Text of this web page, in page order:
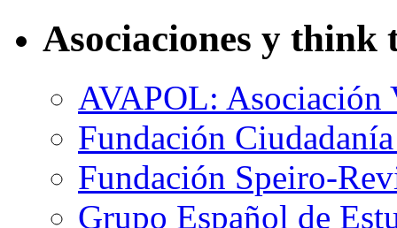
Asociaciones y think
AVAPOL: Asociación
Fundación
Fundación Speiro-
Grupo Español de